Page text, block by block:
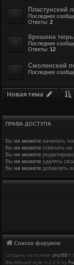
Пластунский
Последнее
Ответы: 2
брошена
Последнее
Ответы: 12
Смоленский
Последнее
Новая тема
ПРАВА ДОСТУПА
Вы не можете начинать
Вы не можете отвечать
Вы не можете
Вы не можете удалять
Вы не можете добавлять
Список форумов
Создано на основе phpBB®
BlackBoard style V.3.2.9 by